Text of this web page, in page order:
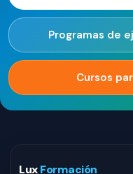
Programas de
Cursos
LuxFormación